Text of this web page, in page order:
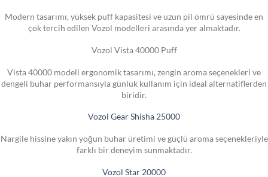
Modern tasarımı, yüksek puff kapasitesi ve uzun pil ömrü sayesinde en
çok tercih edilen Vozol modelleri arasında yer almaktadır.
Vozol Vista 40000 Puff
Vista 40000 modeli ergonomik tasarımı, zengin aroma seçenekleri ve
dengeli buhar performansıyla günlük kullanım için ideal alternatiflerden
biridir.
Vozol Gear Shisha 25000
Nargile hissine yakın yoğun buhar üretimi ve güçlü aroma seçenekleriyle
farklı bir deneyim sunmaktadır.
Vozol Star 20000